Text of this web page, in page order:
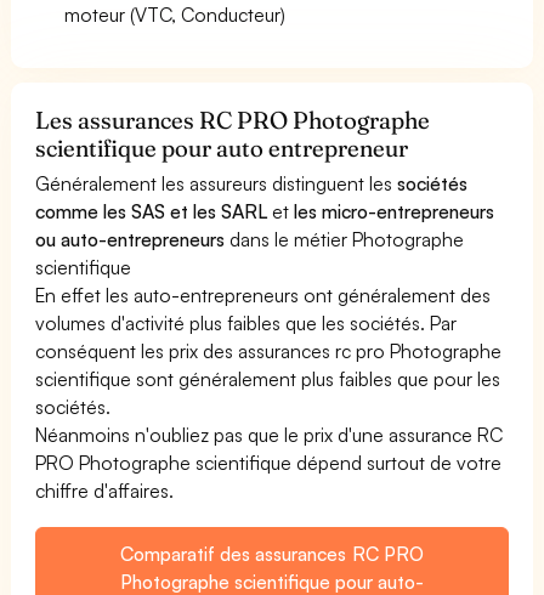
moteur (VTC, Conducteur)
Les assurances RC PRO Photographe
scientifique pour auto entrepreneur
Généralement les assureurs distinguent lessociétés
comme les SAS et les SARL etles micro-entrepreneurs
ou auto-entrepreneurs dans le métier Photographe
scientifique
En effet les auto-entrepreneurs ont généralement des
volumes d'activité plus faibles que les sociétés. Par
conséquent les prix des assurances rc pro Photographe
scientifique sont généralement plus faibles que pour les
sociétés.
Néanmoins n'oubliez pas que le prix d'une assurance RC
PRO Photographe scientifique dépend surtout de votre
chiffre d'affaires.
Comparatif des assurances RC PRO
Photographe scientifique pour auto-